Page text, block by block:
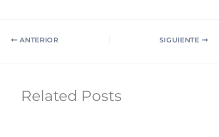
ANTERIOR SIGUIENTE
Related Posts